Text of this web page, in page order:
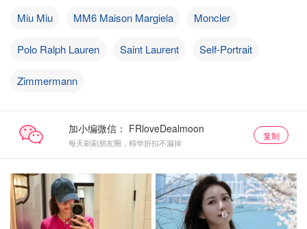
Miu Miu MM6 Maison Margiela Moncler
Polo Ralph Lauren Saint Laurent Self-Portrait
Zimmermann
加小编微信：
每天刷刷朋友圈，精华折扣不漏掉
复制